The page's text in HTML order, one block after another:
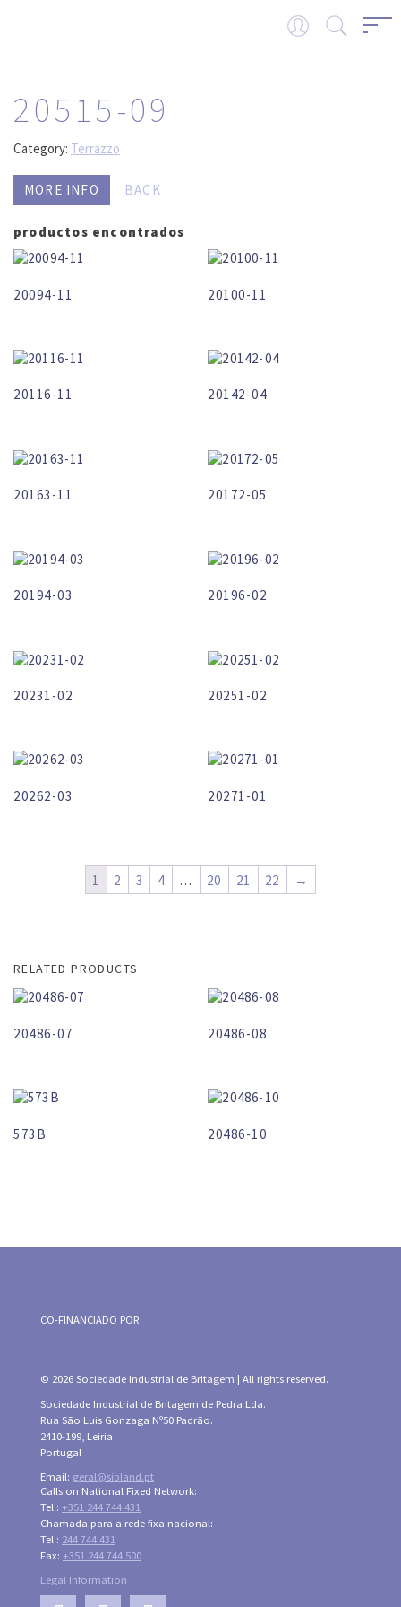
20515-09
Category: Terrazzo
MORE INFO BACK
productos encontrados
20094-11 20100-11
20116-11 20142-04
20163-11 20172-05
20194-03 20196-02
20231-02 20251-02
20262-03 20271-01
1 2 3 4 … 20 21 22 →
RELATED PRODUCTS
20486-07 20486-08
573B 20486-10
CO-FINANCIADO POR
© 2026 Sociedade Industrial de Britagem | All rights reserved.
Sociedade Industrial de Britagem de Pedra Lda.
Rua São Luis Gonzaga Nº50 Padrão.
2410-199, Leiria
Portugal
Email: geral@sibland.pt
Calls on National Fixed Network:
Tel.: +351 244 744 431
Chamada para a rede fixa nacional:
Tel.: 244 744 431
Fax: +351 244 744 500
Legal Information